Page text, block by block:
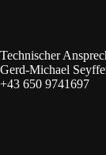
Technischer
Gerd-Michael
+43 650 9741697